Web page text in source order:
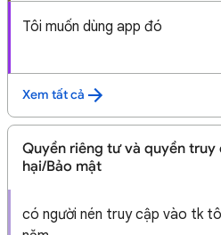
Tôi muốn dùng app đó
Xem tất cả
Quyền riêng tư và quyền truy
hại/Bảo mật
có người nén truy cập vào tk